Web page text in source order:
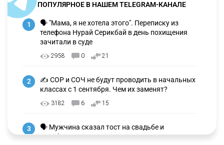
ПОПУЛЯРНОЕ В НАШЕМ TELEGRAM-КАНАЛЕ
1
🗣 "Мама, я не хотела этого". Переписку из
телефона Нурай Серикбай в день похищения
зачитали в суде
2958 0 21
2
✍️ СОР и СОЧ не будут проводить в начальных
классах с 1 сентября. Чем их заменят?
3182 6 15
3
🗣 Мужчина сказал тост на свадьбе и
заработал уголовное дело